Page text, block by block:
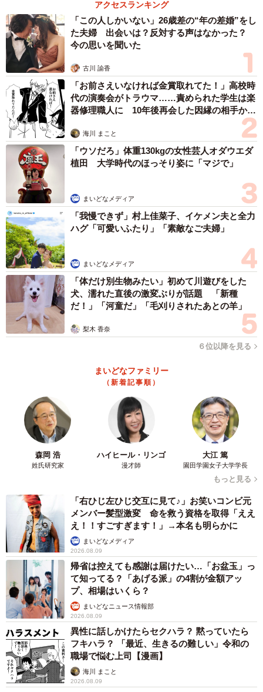
2/2
坂井さんのXの内容。 ※坂井秀人さんのXより抜粋
そのような坂井さんのX（旧Twitter）の投稿に対し、リプ欄
にもかなりの反響が。
「まずは勉強に対する心的ハードルを下げる事が重要」
「ハードルを下げて『5分だけ』という成功体験の設計に変
えたのが素晴らしいですね」
「その子その子によって合う方法さまざまだろうし、気分
などによって違うこともあるかもしれないけど、ガッチリ
合ってヤル気スイッチ入れられたらいいですよね」
「ほんの少しで良いので行動を起こすように促すことが効
果的」
「ゲームを否定せずに活かしてるのがすごく良いと思いま
した。バランスの取り方が上手い」
「子どもには強制的なルールや人間が必要なわけではなく
て、子どもに適した環境なルールが必要なだと認識しまし
「押し付けないって大事ですね」
坂井さんの子育てに対する姿勢を称賛する声も多数ありま
した。
勉強・宿題したくないって息子の話
先日妻に怒られて宿題したくないって泣いてたのを見て⁰僕
は「やらなくていいよ。塾もやめていい。ゲームの才能だ
って大事」って伝えた
その代わり宿題は1日5分だけにした
今日5分のアラームをつけてみると集中してやりだす…
アクセスランキング
「この人しかいない」26歳差の“年の差婚”をし
た夫婦 出会いは？反対する声はなかった？
今の思いを聞いた
古川 諭香
「お前さえいなければ金賞取れてた！」高校時
代の演奏会がトラウマ……責められた学生は楽
器修理職人に 10年後再会した因縁の相手から
海川 まこと
「ウソだろ」体重130kgの女性芸人オダウエダ
植田 大学時代のほっそり姿に「マジで」
まいどなメディア
「我慢できず」村上佳菜子、イケメン夫と全力
ハグ「可愛いふたり」「素敵なご夫婦」
まいどなメディア
「体だけ別生物みたい」初めて川遊びをした
犬、濡れた直後の激変ぶりが話題 「新種
だ！」「河童だ」「毛刈りされたあとの羊」
梨木 香奈
６位以降を見る
まいどなファミリー
（新着記事順）
森岡 浩
姓氏研究家
ハイヒール・リンゴ
漫才師
大江 篤
園田学園女子大学学長
もっと見る
「右ひじ左ひじ交互に見て♪」お笑いコンビ元
メンバー髪型激変 命を救う資格を取得「ええ
え！！すごすぎます！」→本名も明らかに
まいどなメディア
2026.08.09
帰省は控えても感謝は届けたい…「お盆玉」っ
て知ってる？「あげる派」の4割が金額アッ
プ、相場はいくら？
まいどなニュース情報部
2026.08.09
異性に話しかけたらセクハラ？ 黙っていたら
フキハラ？ 「最近、生きるの難しい」令和の
職場で悩む上司【漫画】
海川 まこと
2026.08.09